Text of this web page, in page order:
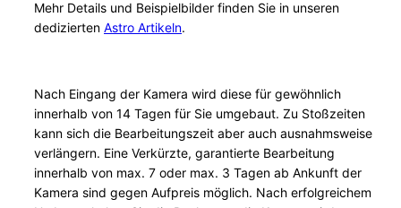
Mehr Details und Beispielbilder finden Sie in unseren
dedizierten Astro Artikeln.
Nach Eingang der Kamera wird diese für gewöhnlich
innerhalb von 14 Tagen für Sie umgebaut. Zu Stoßzeiten
kann sich die Bearbeitungszeit aber auch ausnahmsweise
verlängern. Eine Verkürzte, garantierte Bearbeitung
innerhalb von max. 7 oder max. 3 Tagen ab Ankunft der
Kamera sind gegen Aufpreis möglich. Nach erfolgreichem